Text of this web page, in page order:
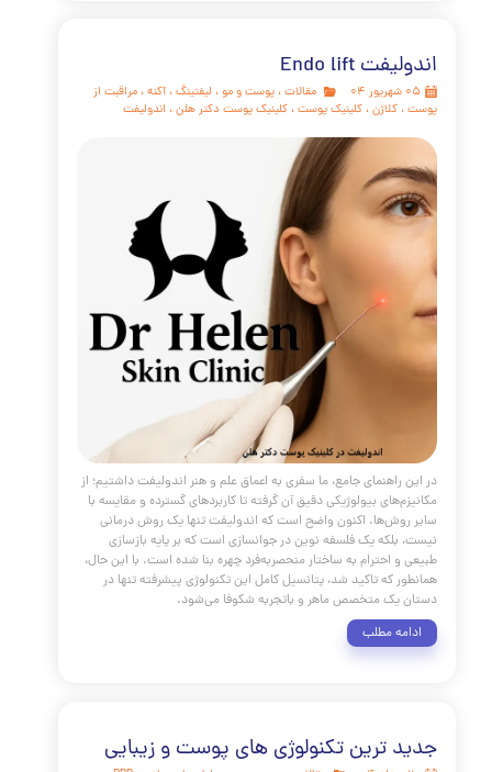
/* V2 - Enhanced CSS Styles for the Brow Lift Article */
NEW COLOR PALETTE --- */ :root { --primary-teal:
Deep, elegant teal for headings and accents */ --
#D4AF37; /* A classic, rich gold for borders and
soft-peach: #F5CBA7; /* A softer accent for hover
text-dark: #34495E; /* Dark slate blue for main text -
the eyes */ --